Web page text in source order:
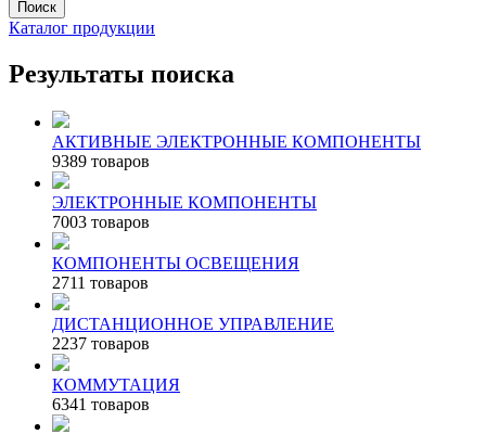
Каталог продукции
Результаты поиска
АКТИВНЫЕ ЭЛЕКТРОННЫЕ КОМПОНЕНТЫ
9389 товаров
ЭЛЕКТРОННЫЕ КОМПОНЕНТЫ
7003 товаров
КОМПОНЕНТЫ ОСВЕЩЕНИЯ
2711 товаров
ДИСТАНЦИОННОЕ УПРАВЛЕНИЕ
2237 товаров
КОММУТАЦИЯ
6341 товаров